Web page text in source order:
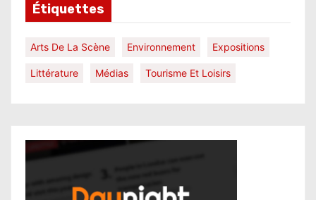
Étiquettes
Arts De La Scène Environnement Expositions
Littérature Médias Tourisme Et Loisirs